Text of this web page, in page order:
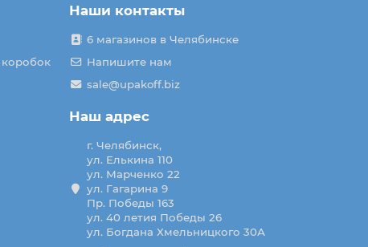
Наши контакты
6 магазинов в Челябинске
Напишите нам
sale@upakoff.biz
Наш адрес
г. Челябинск,
ул. Елькина 110
ул. Марченко 22
ул. Гагарина 9
Пр. Победы 163
ул. 40 летия Победы 26
ул. Богдана Хмельницкого 30А